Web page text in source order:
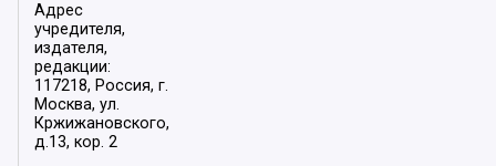
Адрес
учредителя,
издателя,
редакции:
117218, Россия, г.
Москва, ул.
Кржижановского,
д.13, кор. 2